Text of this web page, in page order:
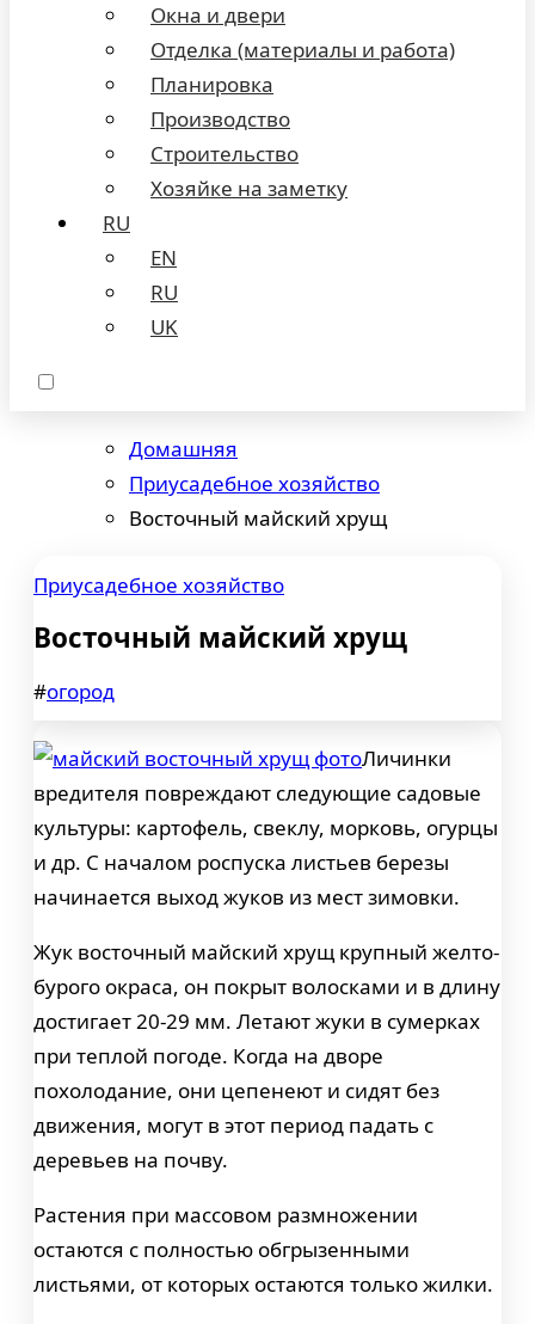
Окна и двери
Отделка (материалы и работа)
Планировка
Производство
Строительство
Хозяйке на заметку
RU
EN
RU
UK
Домашняя
Приусадебное хозяйство
Восточный майский хрущ
Приусадебное хозяйство
Восточный майский хрущ
#огород
Личинки
вредителя повреждают следующие садовые
культуры: картофель, свеклу, морковь, огурцы
и др. С началом роспуска листьев березы
начинается выход жуков из мест зимовки.
Жук восточный майский хрущ крупный желто-
бурого окраса, он покрыт волосками и в длину
достигает 20-29 мм. Летают жуки в сумерках
при теплой погоде. Когда на дворе
похолодание, они цепенеют и сидят без
движения, могут в этот период падать с
деревьев на почву.
Растения при массовом размножении
остаются с полностью обгрызенными
листьями, от которых остаются только жилки.